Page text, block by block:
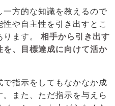
方的な知識を教えるので
や自主性を引き出すとこ
ます。
相手から引き出す
を、目標達成に向けて活か
指示をしてもなかなか成
また、ただ指示を与えら